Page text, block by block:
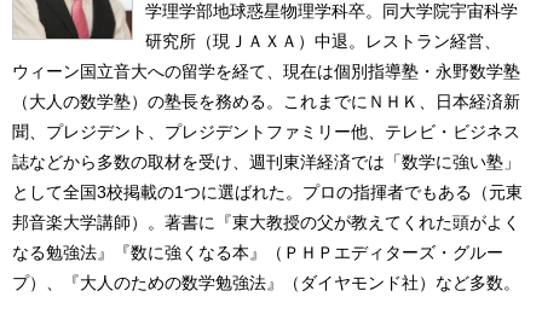
学理学部地球惑星物理学科卒。同大学院宇宙科学
研究所（現ＪＡＸＡ）中退。レストラン経営、
ウィーン国立音大への留学を経て、現在は個別指導塾・永野数学塾
（大人の数学塾）の塾長を務める。これまでにＮＨＫ、日本経済新
聞、プレジデント、プレジデントファミリー他、テレビ・ビジネス
誌などから多数の取材を受け、週刊東洋経済では「数学に強い塾」
として全国3校掲載の1つに選ばれた。プロの指揮者でもある（元東
邦音楽大学講師）。著書に『東大教授の父が教えてくれた頭がよく
なる勉強法』『数に強くなる本』（ＰＨＰエディターズ・グルー
プ）、『大人のための数学勉強法』（ダイヤモンド社）など多数。